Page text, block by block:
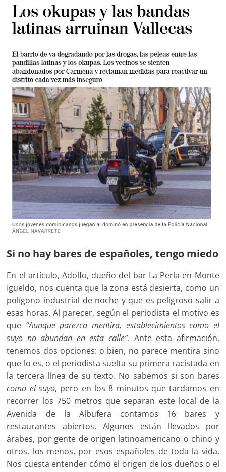
Si no hay bares de españoles, tengo miedo
En el artículo, Adolfo, dueño del bar La Perla en Monte
Igueldo, nos cuenta que la zona está desierta, como un
polígono industrial de noche y que es peligroso salir a
esas horas. Al parecer, según el periodista el motivo es
que “Aunque parezca mentira, establecimientos como el
suyo no abundan en esta calle”. Ante esta afirmación,
tenemos dos opciones: o bien, no parece mentira sino
que lo es, o el periodista suelta su primera racistada en
la tercera línea de su texto. No sabemos si son bares
como el suyo, pero en los 8 minutos que tardamos en
recorrer los 750 metros que separan este local de la
Avenida de la Albufera contamos 16 bares y
restaurantes abiertos. Algunos están llevados por
árabes, por gente de origen latinoamericano o chino y
otros, los menos, por esos españoles de toda la vida.
Nos cuesta entender cómo el origen de los dueños o el